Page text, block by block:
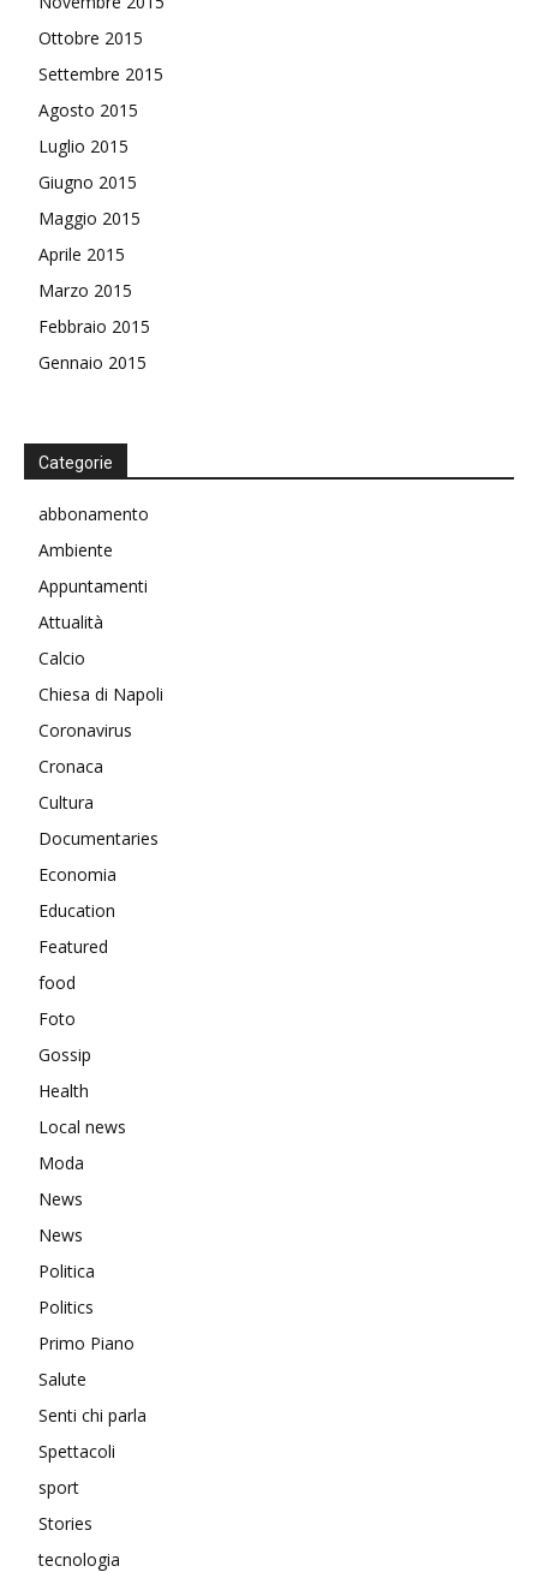
Ottobre 2015
Settembre 2015
Agosto 2015
Luglio 2015
Giugno 2015
Maggio 2015
Aprile 2015
Marzo 2015
Febbraio 2015
Gennaio 2015
Categorie
abbonamento
Ambiente
Appuntamenti
Attualità
Calcio
Chiesa di Napoli
Coronavirus
Cronaca
Cultura
Documentaries
Economia
Education
Featured
food
Foto
Gossip
Health
Local news
Moda
News
News
Politica
Politics
Primo Piano
Salute
Senti chi parla
Spettacoli
sport
Stories
tecnologia